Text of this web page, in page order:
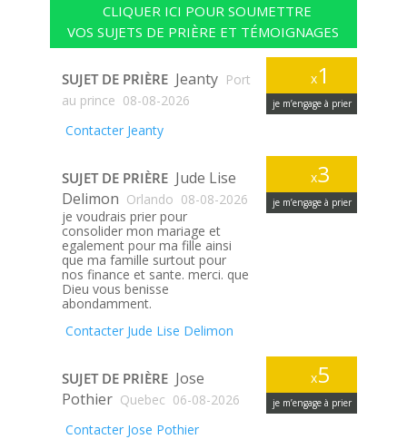
CLIQUER ICI POUR SOUMETTRE
VOS SUJETS DE PRIÈRE ET TÉMOIGNAGES
x1
je m’engage à prier
SUJET DE PRIÈRE Jeanty Port
au prince 08-08-2026
Contacter Jeanty
x3
je m’engage à prier
SUJET DE PRIÈRE Jude Lise
Delimon Orlando 08-08-2026
je voudrais prier pour
consolider mon mariage et
egalement pour ma fille ainsi
que ma famille surtout pour
nos finance et sante. merci. que
Dieu vous benisse
abondamment.
Contacter Jude Lise Delimon
x5
je m’engage à prier
SUJET DE PRIÈRE Jose
Pothier Quebec 06-08-2026
Contacter Jose Pothier